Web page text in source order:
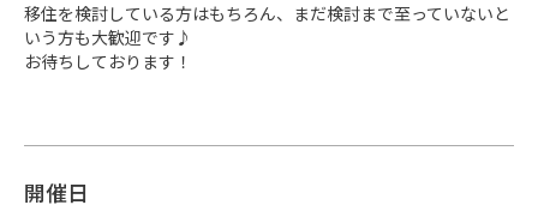
移住を検討している方はもちろん、まだ検討まで至っていないと
いう方も大歓迎です♪
お待ちしております！
開催日